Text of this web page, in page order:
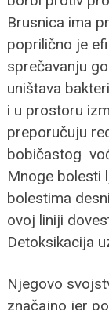
Brusnica ima
poprilično je
sprečavanju
uništava
i u prostoru
preporučuju
bobičastog
Mnoge bolesti
bolestima
ovoj liniji
Detoksikacija
Njegovo
značajno jer